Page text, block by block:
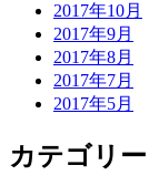
2017年10月
2017年9月
2017年8月
2017年7月
2017年5月
カテゴリー